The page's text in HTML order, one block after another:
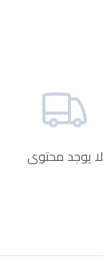
لا يوجد محتوى